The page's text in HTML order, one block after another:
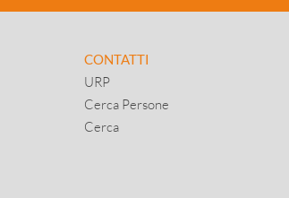
CONTATTI
URP
Cerca Persone
Cerca